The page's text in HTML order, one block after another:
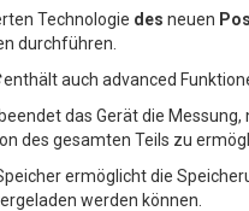
Technologie des neuen
durchführen.
enthält auch advanced
das Gerät die
des gesamten Teils zu
ermöglicht die
werden können.